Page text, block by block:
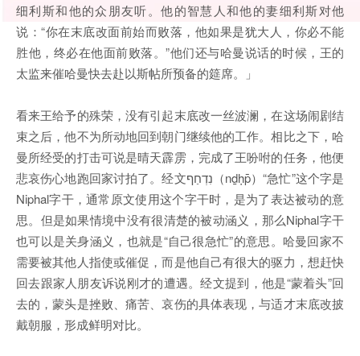
细利斯和他的众朋友听。他的智慧人和他的妻细利斯对他
说：“你在末底改面前始而败落，他如果是犹大人，你必不能
胜他，终必在他面前败落。”他们还与哈曼说话的时候，王的
太监来催哈曼快去赴以斯帖所预备的筵席。」
看来王给予的殊荣，没有引起末底改一丝波澜，在这场闹剧结
束之后，他不为所动地回到朝门继续他的工作。相比之下，哈
曼所经受的打击可说是晴天霹雳，完成了王吩咐的任务，他便
悲哀伤心地跑回家讨拍了。经文נִדְחַף（nḏḥp̄）“急忙”这个字是
Niphal字干，通常原文使用这个字干时，是为了表达被动的意
思。但是如果情境中没有很清楚的被动涵义，那么Niphal字干
也可以是关身涵义，也就是“自己很急忙”的意思。哈曼回家不
需要被其他人指使或催促，而是他自己有很大的驱力，想赶快
回去跟家人朋友诉说刚才的遭遇。经文提到，他是“蒙着头”回
去的，蒙头是挫败、痛苦、哀伤的具体表现，与适才末底改披
戴朝服，形成鲜明对比。